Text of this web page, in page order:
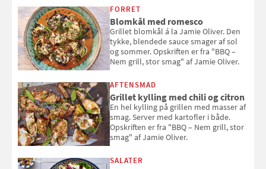
smag" af Jamie Oliver.
FORRET
Blomkål med romesco
Grillet blomkål á la Jamie Oliver. Den
tykke, blendede sauce smager af sol
og sommer. Opskriften er fra "BBQ –
Nem grill, stor smag" af Jamie Oliver.
AFTENSMAD
Grillet kylling med chili og citron
En hel kylling på grillen med masser af
smag. Server med kartofler i både.
Opskriften er fra "BBQ – Nem grill, stor
smag" af Jamie Oliver.
SALATER